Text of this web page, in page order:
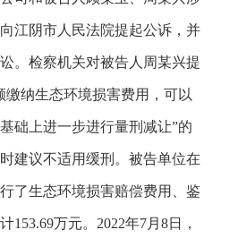
江阴市人民法院提起公诉，并
。检察机关对被告人周某兴提
缴纳生态环境损害费用，可以
础上进一步进行量刑减让”的
建议不适用缓刑。被告单位在
了生态环境损害赔偿费用、鉴
153.69万元。2022年7月8日，